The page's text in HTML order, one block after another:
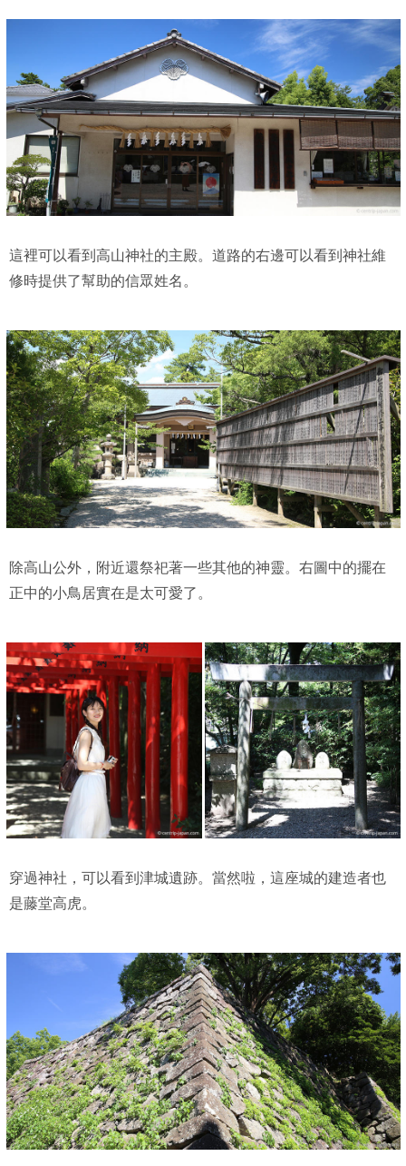
這裡可以看到高山神社的主殿。道路的右邊可以看到神社維
修時提供了幫助的信眾姓名。
除高山公外，附近還祭祀著一些其他的神靈。右圖中的擺在
正中的小鳥居實在是太可愛了。
穿過神社，可以看到津城遺跡。當然啦，這座城的建造者也
是藤堂高虎。